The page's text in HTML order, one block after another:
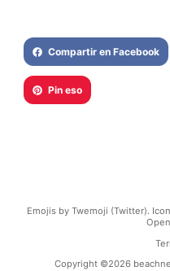
Compartir en Facebook
Pin eso
Emojis by Twemoji (Twitter).
Copyright ©2026